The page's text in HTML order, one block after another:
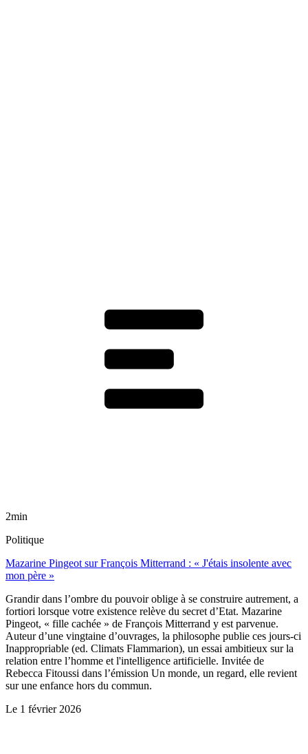
2min
Politique
Mazarine Pingeot sur François Mitterrand : « J'étais insolente avec
mon père »
Grandir dans l’ombre du pouvoir oblige à se construire autrement, a
fortiori lorsque votre existence relève du secret d’Etat. Mazarine
Pingeot, « fille cachée » de François Mitterrand y est parvenue.
Auteur d’une vingtaine d’ouvrages, la philosophe publie ces jours-ci
Inappropriable (ed. Climats Flammarion), un essai ambitieux sur la
relation entre l’homme et l'intelligence artificielle. Invitée de
Rebecca Fitoussi dans l’émission Un monde, un regard, elle revient
sur une enfance hors du commun.
Le 1 février 2026